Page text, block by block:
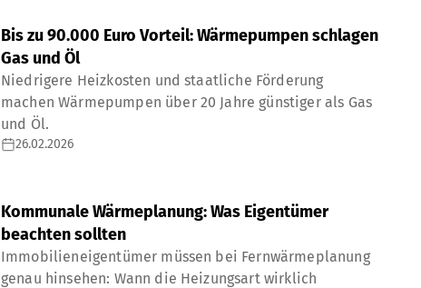
Bis zu 90.000 Euro Vorteil: Wärmepumpen schlagen
Gas und Öl
Niedrigere Heizkosten und staatliche Förderung
machen Wärmepumpen über 20 Jahre günstiger als Gas
und Öl.
26.02.2026
Kommunale Wärmeplanung: Was Eigentümer
beachten sollten
Immobilieneigentümer müssen bei Fernwärmeplanung
genau hinsehen: Wann die Heizungsart wirklich